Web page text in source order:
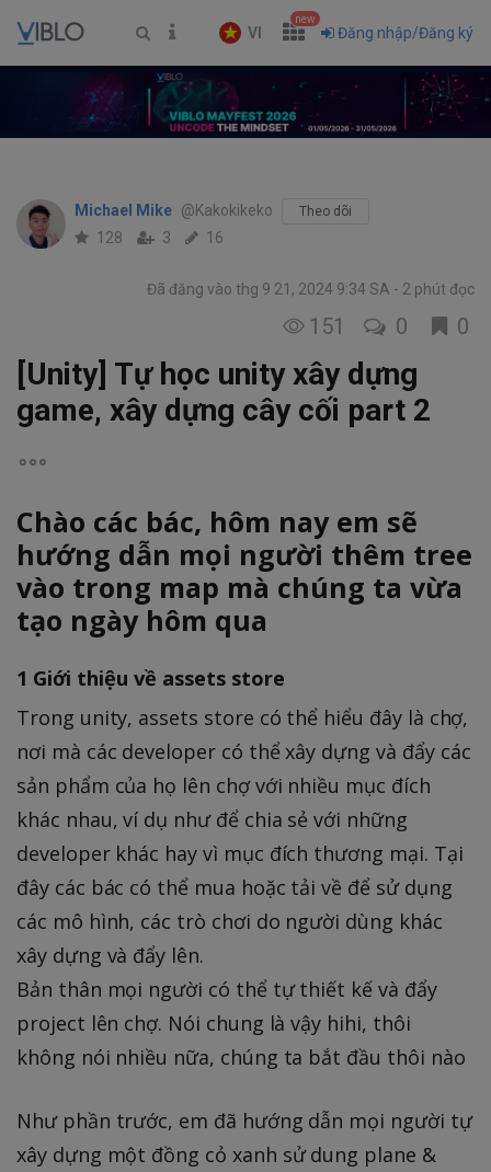
VI
new
Đăng nhập/Đăng ký
Michael Mike @Kakokikeko Theo dõi
128 3 16
Đã đăng vào thg 9 21, 2024 9:34 SA 2 phút đọc
151 0 0
[Unity] Tự học unity xây dựng
game, xây dựng cây cối part 2
Chào các bác, hôm nay em sẽ
hướng dẫn mọi người thêm tree
vào trong map mà chúng ta vừa
tạo ngày hôm qua
1 Giới thiệu về assets store
Trong unity, assets store có thể hiểu đây là chợ,
nơi mà các developer có thể xây dựng và đẩy các
sản phẩm của họ lên chợ với nhiều mục đích
khác nhau, ví dụ như để chia sẻ với những
developer khác hay vì mục đích thương mại. Tại
đây các bác có thể mua hoặc tải về để sử dụng
các mô hình, các trò chơi do người dùng khác
xây dựng và đẩy lên.
Bản thân mọi người có thể tự thiết kế và đẩy
project lên chợ. Nói chung là vậy hihi, thôi
không nói nhiều nữa, chúng ta bắt đầu thôi nào
Như phần trước, em đã hướng dẫn mọi người tự
xây dựng một đồng cỏ xanh sử dung plane &